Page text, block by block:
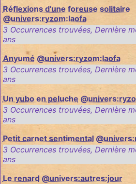
Réflexions d'une foreuse solitaire
@univers:ryzom:laofa
3 Occurrences trouvées, Dernière
ans
Anyumé @univers:ryzom:laofa
3 Occurrences trouvées, Dernière
ans
Un yubo en peluche
3 Occurrences trouvées, Dernière
ans
Petit carnet sentimental
3 Occurrences trouvées, Dernière
ans
Le renard @univers:autres:jour